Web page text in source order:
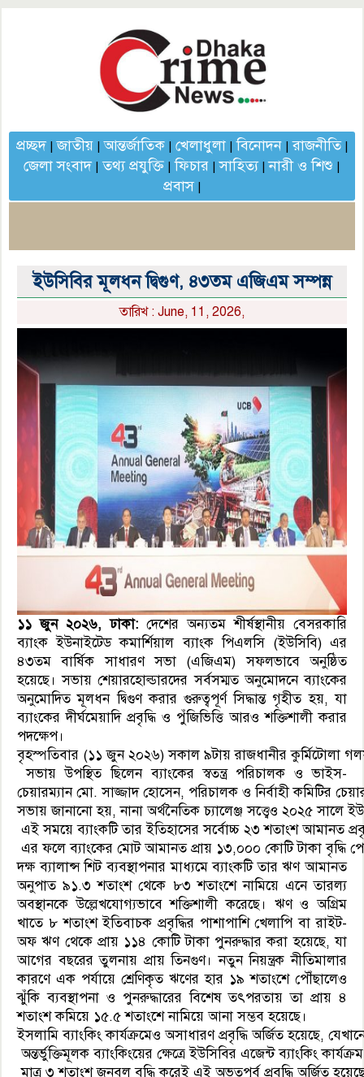
প্রচ্ছদ|জাতীয়|আন্তর্জাতিক| খেলাধুলা|বিনোদন|রাজনীতি|
জেলা সংবাদ|তথ্য প্রযুক্তি |ফিচার |সাহিত্য|নারী ও শিশু |
প্রবাস|
ইউসিবির মূলধন দ্বিগুণ, ৪৩তম এজিএম সম্পন্ন
তারিখ : June, 11, 2026,
১১ জুন ২০২৬,ঢাকা: দেশের অন্যতম শীর্ষস্থানীয় বেসরকারি
ব্যাংক ইউনাইটেড কমার্শিয়াল ব্যাংক পিএলসি (ইউসিবি) এর
৪৩তম বার্ষিক সাধারণ সভা (এজিএম) সফলভাবে অনুষ্ঠিত
হয়েছে। সভায় শেয়ারহোল্ডারদের সর্বসম্মত অনুমোদনে ব্যাংকের
অনুমোদিত মূলধন দ্বিগুণ করার গুরুত্বপূর্ণ সিদ্ধান্ত গৃহীত হয়, যা
ব্যাংকের দীর্ঘমেয়াদি প্রবৃদ্ধি ও পুঁজিভিত্তি আরও শক্তিশালী করার
পদক্ষেপ।
বৃহস্পতিবার (১১ জুন ২০২৬) সকাল ৯টায় রাজধানীর কুর্মিটোলা
সভায় উপস্থিত ছিলেন ব্যাংকের স্বতন্ত্র পরিচালক ও ভাইস-
চেয়ারম্যান মো. সাজ্জাদ হোসেন, পরিচালক ও নির্বাহী কমিটির
সভায় জানানো হয়, নানা অর্থনৈতিক চ্যালেঞ্জ সত্ত্বেও ২০২৫ সালে
এই সময়ে ব্যাংকটি তার ইতিহাসের সর্বোচ্চ ২৩ শতাংশ আমানত
এর ফলে ব্যাংকের মোট আমানত প্রায় ১৩,০০০ কোটি টাকা বৃদ্ধি
দক্ষ ব্যালান্স শিট ব্যবস্থাপনার মাধ্যমে ব্যাংকটি তার ঋণ আমানত
অনুপাত ৯১.৩ শতাংশ থেকে ৮৩ শতাংশে নামিয়ে এনে তারল্য
অবস্থানকে উল্লেখযোগ্যভাবে শক্তিশালী করেছে। ঋণ ও অগ্রিম
খাতে ৮ শতাংশ ইতিবাচক প্রবৃদ্ধির পাশাপাশি খেলাপি বা রাইট-
অফ ঋণ থেকে প্রায় ১১৪ কোটি টাকা পুনরুদ্ধার করা হয়েছে, যা
আগের বছরের তুলনায় প্রায় তিনগুণ। নতুন নিয়ন্ত্রক নীতিমালার
কারণে এক পর্যায়ে শ্রেণিকৃত ঋণের হার ১৯ শতাংশে পৌঁছালেও
ঝুঁকি ব্যবস্থাপনা ও পুনরুদ্ধারের বিশেষ তৎপরতায় তা প্রায় ৪
শতাংশ কমিয়ে ১৫.৫ শতাংশে নামিয়ে আনা সম্ভব হয়েছে।
ইসলামি ব্যাংকিং কার্যক্রমেও অসাধারণ প্রবৃদ্ধি অর্জিত হয়েছে,
অন্তর্ভুক্তিমূলক ব্যাংকিংয়ের ক্ষেত্রে ইউসিবির এজেন্ট ব্যাংকিং
মাত্র ৩ শতাংশ জনবল বৃদ্ধি করেই এই অভূতপূর্ব প্রবৃদ্ধি অর্জিত